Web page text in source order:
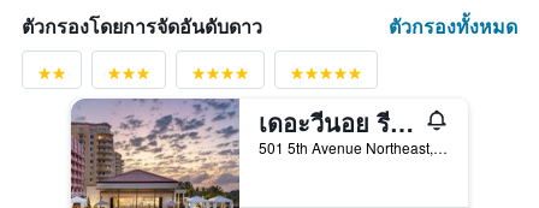
ตัวกรองโดยการจัดอันดับดาว ตัวกรองทั้งหมด
เดอะวีนอย รีสอร์ต แอนด์ กอล์ฟคลับ, ออโต้กราฟ คอลเล็คชั่น
501 5th Avenue Northeast, เซนต์ปีเตอร์สเบิร์ก, FL, สหรัฐอเมริกา